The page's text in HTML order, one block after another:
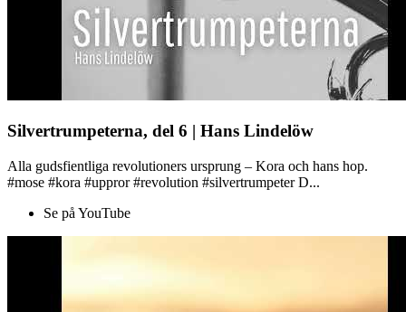
Silvertrumpeterna, del 6 | Hans Lindelöw
Alla gudsfientliga revolutioners ursprung – Kora och hans hop.
#mose #kora #uppror #revolution #silvertrumpeter D...
Se på YouTube